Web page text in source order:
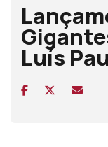
Luís